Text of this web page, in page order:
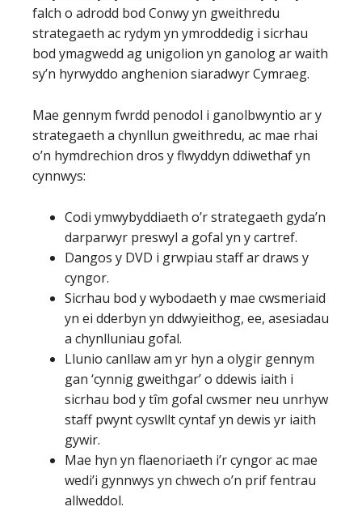
falch o adrodd bod Conwy yn gweithredu
strategaeth ac rydym yn ymroddedig i sicrhau
bod ymagwedd ag unigolion yn ganolog ar waith
sy’n hyrwyddo anghenion siaradwyr Cymraeg.
Mae gennym fwrdd penodol i ganolbwyntio ar y
strategaeth a chynllun gweithredu, ac mae rhai
o’n hymdrechion dros y flwyddyn ddiwethaf yn
cynnwys:
Codi ymwybyddiaeth o’r strategaeth gyda’n
darparwyr preswyl a gofal yn y cartref.
Dangos y DVD i grwpiau staff ar draws y
cyngor.
Sicrhau bod y wybodaeth y mae cwsmeriaid
yn ei dderbyn yn ddwyieithog, ee, asesiadau
a chynlluniau gofal.
Llunio canllaw am yr hyn a olygir gennym
gan ‘cynnig gweithgar’ o ddewis iaith i
sicrhau bod y tîm gofal cwsmer neu unrhyw
staff pwynt cyswllt cyntaf yn dewis yr iaith
gywir.
Mae hyn yn flaenoriaeth i’r cyngor ac mae
wedi’i gynnwys yn chwech o’n prif fentrau
allweddol.